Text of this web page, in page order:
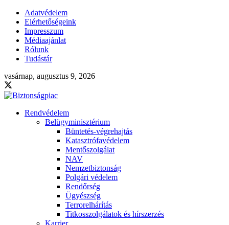
Adatvédelem
Elérhetőségeink
Impresszum
Médiaajánlat
Rólunk
Tudástár
vasárnap, augusztus 9, 2026
Rendvédelem
Belügyminisztérium
Büntetés-végrehajtás
Katasztrófavédelem
Mentőszolgálat
NAV
Nemzetbiztonság
Polgári védelem
Rendőrség
Ügyészség
Terrorelhárítás
Titkosszolgálatok és hírszerzés
Karrier